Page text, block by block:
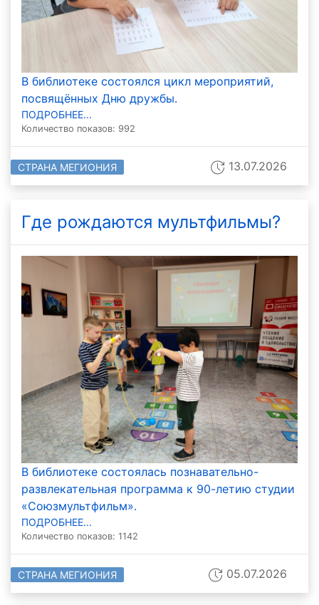
В библиотеке состоялся цикл мероприятий,
посвящённых Дню дружбы.
ПОДРОБНЕЕ...
Количество показов: 992
СТРАНА МЕГИОНИЯ 13.07.2026
Где рождаются мультфильмы?
В библиотеке состоялась познавательно-
развлекательная программа к 90-летию студии
«Союзмультфильм».
ПОДРОБНЕЕ...
Количество показов: 1142
СТРАНА МЕГИОНИЯ 05.07.2026